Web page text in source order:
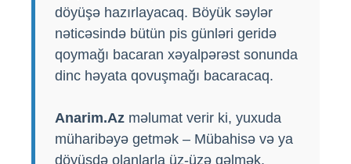
döyüşə hazırlayacaq. Böyük səylər
nəticəsində bütün pis günləri geridə
qoymağı bacaran xəyalpərəst sonunda
dinc həyata qovuşmağı bacaracaq.
Anarim.Az məlumat verir ki, yuxuda
müharibəyə getmək – Mübahisə və ya
döyüşdə olanlarla üz-üzə gəlmək,